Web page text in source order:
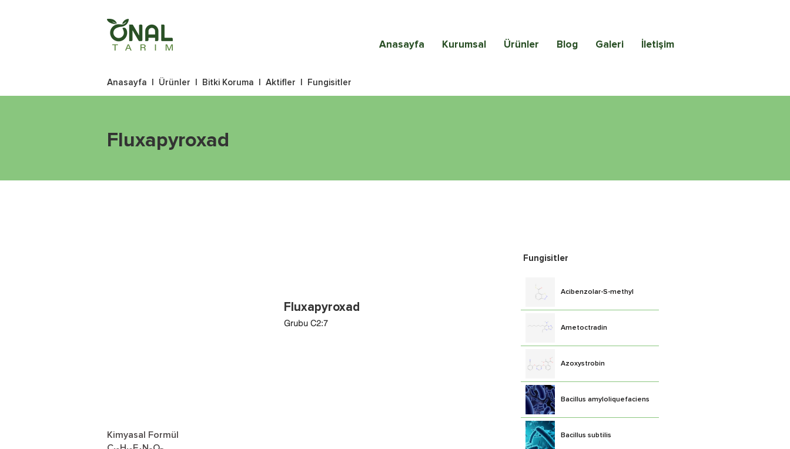
Anasayfa Kurumsal Ürünler Blog Galeri İletişim
Anasayfa Ürünler Bitki Koruma Aktifler Fungisitler
Fluxapyroxad
Fluxapyroxad
Grubu C2:7
Kimyasal Formül
Fungisitler
Acibenzolar-S-methyl
Ametoctradin
Azoxystrobin
Bacillus amyloliquefaciens
Bacillus subtilis